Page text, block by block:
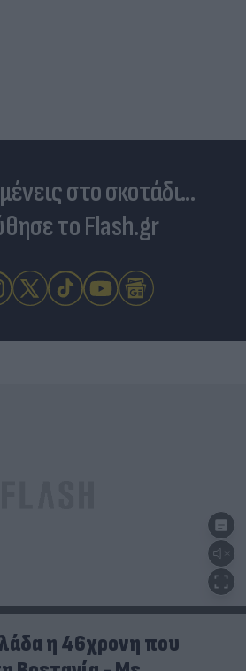
στο σκοτάδι...
το Flash.gr
η 46χρονη που